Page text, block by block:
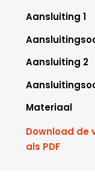
Aansluiting 1
Aansluiting 2
Materiaal
Download de
als PDF